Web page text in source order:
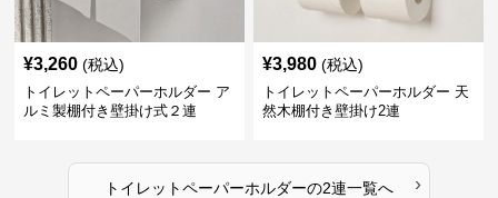
¥3,260 (税込)
トイレットペーパーホルダー ア
ルミ製棚付き壁掛け式２連
¥3,980 (税込)
トイレットペーパーホルダー 天
然木棚付き壁掛け2連
トイレットペーパーホルダーの2連一覧へ ›